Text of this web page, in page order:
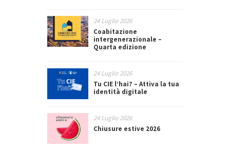
24 Luglio 2026
Coabitazione
intergenerazionale –
Quarta edizione
24 Luglio 2026
Tu CIE l’hai? – Attiva la tua
identità digitale
24 Luglio 2026
Chiusure estive 2026